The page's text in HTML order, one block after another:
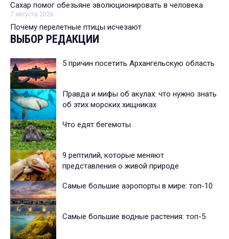
Сахар помог обезьяне эволюционировать в человека
7 августа 2026
Почему перелетные птицы исчезают
ВЫБОР РЕДАКЦИИ
5 причин посетить Архангельскую область
Правда и мифы об акулах: что нужно знать
об этих морских хищниках
Что едят бегемоты
9 рептилий, которые меняют
представления о живой природе
Cамые большие аэропорты в мире: топ-10
Самые большие водные растения: топ-5